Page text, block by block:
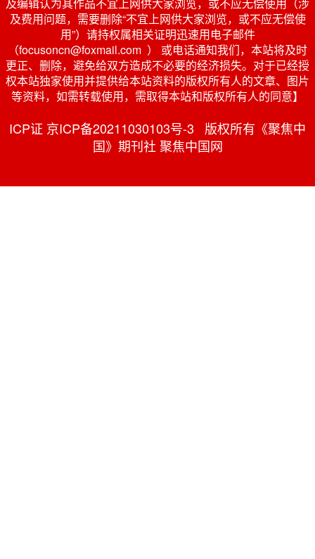
及费用问题，需要删除“不宜上网供大家浏览，或不应无偿使
用”）请持权属相关证明迅速用电子邮件
（focusoncn@foxmail.com ） 或电话通知我们，本站将及时
更正、删除，避免给双方造成不必要的经济损失。对于已经授
权本站独家使用并提供给本站资料的版权所有人的文章、图片
等资料，如需转载使用，需取得本站和版权所有人的同意】
ICP证 京ICP备20211030103号-3 版权所有《聚焦中
国》期刊社 聚焦中国网